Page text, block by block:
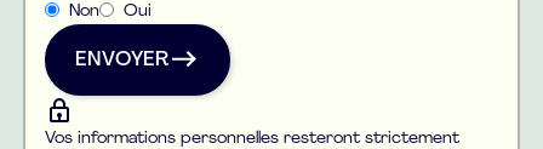
Non Oui
ENVOYER
ENVOYER
Vos informations personnelles resteront strictement